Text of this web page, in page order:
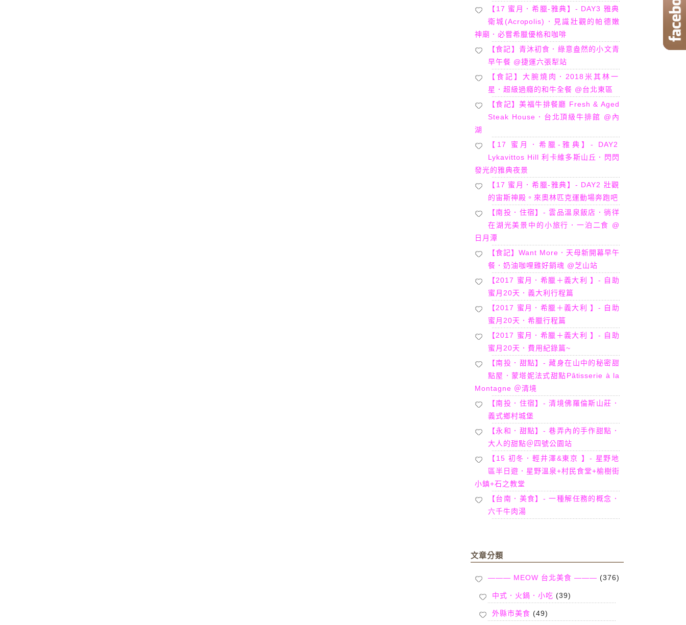
【17 蜜月．希臘-雅典】- DAY3 雅典
衛城(Acropolis)．見識壯觀的帕德嫩
神廟．必嘗希臘優格和咖啡
【食記】青沐初食．綠意盎然的小文青
早午餐 @捷運六張犁站
【食記】大腕燒肉．2018米其林一
星．超級過癮的和牛全餐 @台北東區
【食記】美福牛排餐廳 Fresh & Aged
Steak House．台北頂級牛排館 @內
湖
【17 蜜月．希臘-雅典】- DAY2
Lykavittos Hill 利卡維多斯山丘．閃閃
發光的雅典夜景
【17 蜜月．希臘-雅典】- DAY2 壯觀
的宙斯神殿。來奧林匹克運動場奔跑吧
【南投．住宿】- 雲品溫泉飯店．徜徉
在湖光美景中的小旅行．一泊二食 @
日月潭
【食記】Want More．天母新開幕早午
餐．奶油咖哩雞好銷魂 @芝山站
【2017 蜜月．希臘＋義大利 】- 自助
蜜月20天．義大利行程篇
【2017 蜜月．希臘＋義大利 】- 自助
蜜月20天．希臘行程篇
【2017 蜜月．希臘＋義大利 】- 自助
蜜月20天．費用紀錄篇~
【南投．甜點】- 藏身在山中的秘密甜
點屋．蒙塔妮法式甜點Pâtisserie à la
Montagne ＠清境
【南投．住宿】- 清境佛羅倫斯山莊．
義式鄉村城堡
【永和．甜點】- 巷弄內的手作甜點．
大人的甜點＠四號公園站
【15 初冬．輕井澤&東京 】- 星野地
區半日遊．星野溫泉+村民食堂+榆樹街
小鎮+石之教堂
【台南．美食】- 一種解任務的概念．
六千牛肉湯
文章分類
——— MEOW 台北美食 ——— (376)
中式．火鍋．小吃 (39)
外縣市美食 (49)